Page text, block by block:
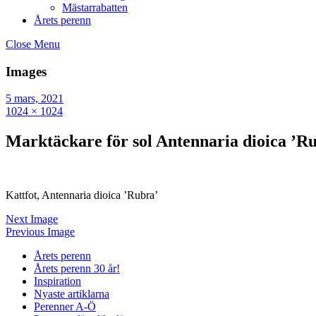
Mästarrabatten
Årets perenn
Close Menu
Images
5 mars, 2021
1024 × 1024
Marktäckare för sol Antennaria dioica
Kattfot, Antennaria dioica ’Rubra’
Next Image
Previous Image
Årets perenn
Årets perenn 30 år!
Inspiration
Nyaste artiklarna
Perenner A-Ö